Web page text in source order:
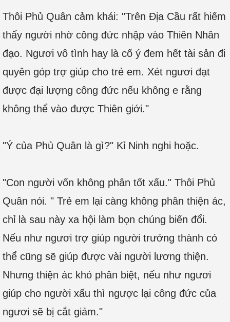
Thôi Phủ Quân cảm khái: "Trên Địa Cầu rất hiếm
thấy người nhờ công đức nhập vào Thiên Nhân
đạo. Ngươi vô tình hay là cố ý đem hết tài sản đi
quyên góp trợ giúp cho trẻ em. Xét ngươi đạt
được đại lượng công đức nếu không e rằng
không thể vào được Thiên giới."
"Ý của Phủ Quân là gì?" Kỉ Ninh nghi hoặc.
"Con người vốn không phân tốt xấu." Thôi Phủ
Quân nói. " Trẻ em lại càng không phân thiện ác,
chỉ là sau này xa hội làm bọn chúng biến đổi.
Nếu như ngươi trợ giúp người trưởng thành có
thể cũng sẽ giúp được vài người lương thiện.
Nhưng thiện ác khó phân biệt, nếu như ngươi
giúp cho người xấu thì ngược lại công đức của
ngươi sẽ bị cắt giảm."